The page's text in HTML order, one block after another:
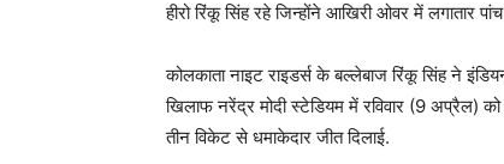
हीरो रिंकू सिंह रहे जिन्होंने आखिरी ओवर में
कोलकाता नाइट राइडर्स के बल्लेबाज रिंकू सिंह ने
खिलाफ नरेंद्र मोदी स्टेडियम में रविवार (9 अप्रैल)
तीन विकेट से धमाकेदार जीत दिलाई.